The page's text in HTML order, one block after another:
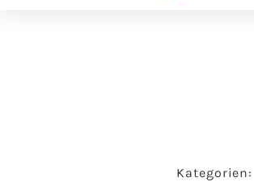
Kategorien: